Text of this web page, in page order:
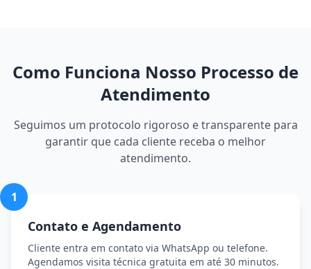
Como Funciona Nosso Processo de
Atendimento
Seguimos um protocolo rigoroso e transparente para
garantir que cada cliente receba o melhor
atendimento.
1
Contato e Agendamento
Cliente entra em contato via WhatsApp ou telefone.
Agendamos visita técnica gratuita em até 30 minutos.